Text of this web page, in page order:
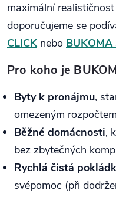
maximální
doporučujeme se
CLICK nebo
Pro koho je
Byty k pronájmu,
omezeným
Běžné domácnosti,
bez zbytečných
Rychlá čistá
svépomoc (při